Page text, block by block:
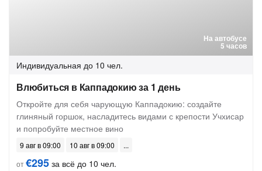
На автобусе
5 часов
Индивидуальная до 10 чел.
Влюбиться в Каппадокию за 1 день
Откройте для себя чарующую Каппадокию: создайте
глиняный горшок, насладитесь видами с крепости Учхисар
и попробуйте местное вино
9 авг в 09:00
10 авг в 09:00
от€295 за всё до 10 чел.